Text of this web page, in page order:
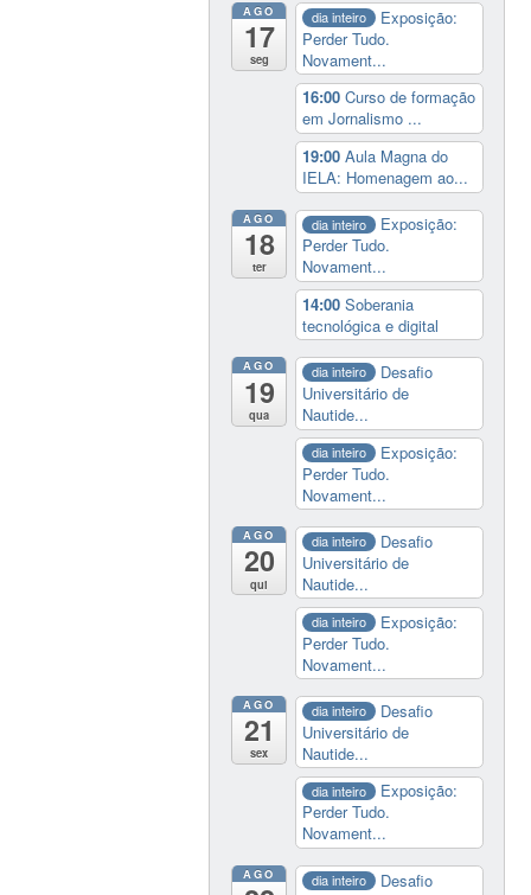
AGO
17
seg
dia inteiro
Exposição:
Perder Tudo.
Novament...
16:00Curso de formação
em Jornalismo ...
19:00Aula Magna do
IELA: Homenagem ao...
AGO
18
ter
dia inteiro
Exposição:
Perder Tudo.
Novament...
14:00Soberania
tecnológica e digital
AGO
19
qua
dia inteiro
Desafio
Universitário de
Nautide...
dia inteiro
Exposição:
Perder Tudo.
Novament...
AGO
20
qui
dia inteiro
Desafio
Universitário de
Nautide...
dia inteiro
Exposição:
Perder Tudo.
Novament...
AGO
21
sex
dia inteiro
Desafio
Universitário de
Nautide...
dia inteiro
Exposição:
Perder Tudo.
Novament...
AGO dia inteiro
Desafio